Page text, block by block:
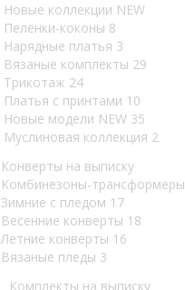
Новые коллекции NEW
Пелёнки-коконы 8
Нарядные платья 3
Вязаные комплекты 29
Трикотаж 24
Платья с принтами 10
Новые модели NEW 35
Муслиновая коллекция 2
Конверты на выписку
Комбинезоны-трансформеры
Зимние с пледом 17
Весенние конверты 18
Летние конверты 16
Вязаные пледы 3
Комплекты на выписку